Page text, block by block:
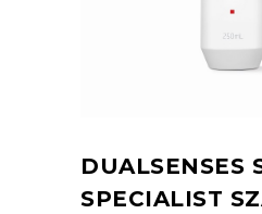
DUALSENSES
SPECIALIST